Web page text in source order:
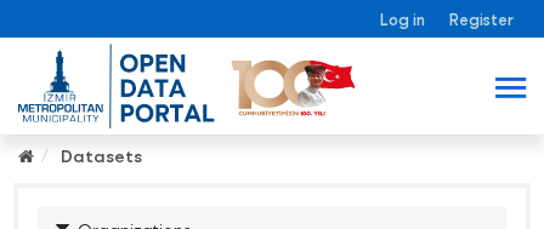
Log in Register
Datasets